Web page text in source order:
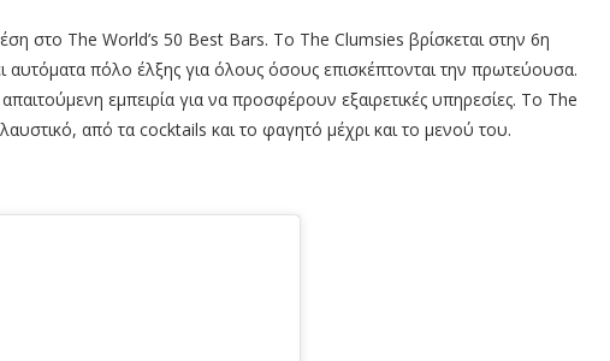
στο The World’s 50 Best Bars. Το The Clumsies βρίσκεται στην 6η
αυτόματα πόλο έλξης για όλους όσους επισκέπτονται την πρωτεύουσα.
εμπειρία για να προσφέρουν εξαιρετικές υπηρεσίες. Το The
από τα cocktails και το φαγητό μέχρι και το μενού του.